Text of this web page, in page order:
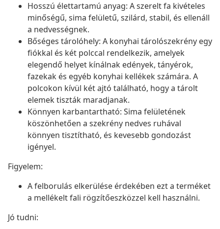
Hosszú élettartamú anyag: A szerelt fa kivételes
minőségű, sima felületű, szilárd, stabil, és ellenáll
a nedvességnek.
Bőséges tárolóhely: A konyhai tárolószekrény egy
fiókkal és két polccal rendelkezik, amelyek
elegendő helyet kínálnak edények, tányérok,
fazekak és egyéb konyhai kellékek számára. A
polcokon kívül két ajtó található, hogy a tárolt
elemek tiszták maradjanak.
Könnyen karbantartható: Sima felületének
köszönhetően a szekrény nedves ruhával
könnyen tisztítható, és kevesebb gondozást
igényel.
Figyelem:
A felborulás elkerülése érdekében ezt a terméket
a mellékelt fali rögzítőeszközzel kell használni.
Jó tudni: